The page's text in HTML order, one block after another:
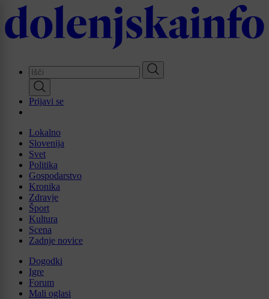
Skip
to
main
Prijavi se
Lokalno
Slovenija
Svet
Politika
Gospodarstvo
Kronika
Zdravje
Šport
Kultura
Scena
Zadnje novice
Dogodki
Igre
Forum
Mali oglasi